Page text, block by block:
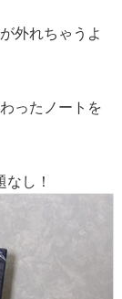
外れちゃうよ
ったノートを
し！